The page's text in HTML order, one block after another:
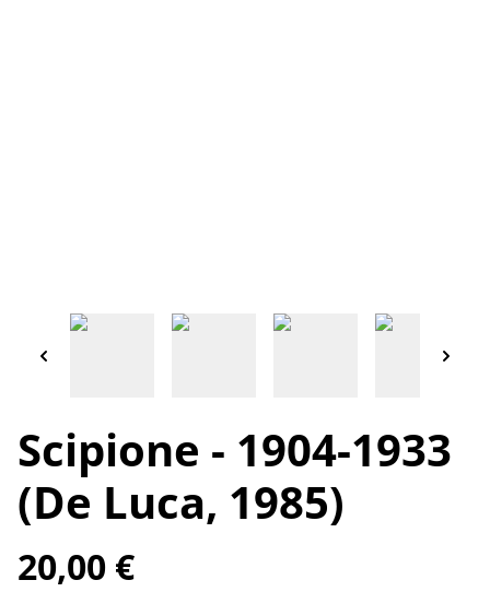
Scipione - 1904-1933
(De Luca, 1985)
20,00 €